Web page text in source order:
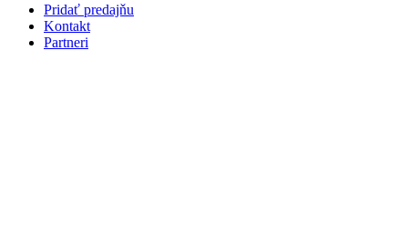
Pridať predajňu
Kontakt
Partneri